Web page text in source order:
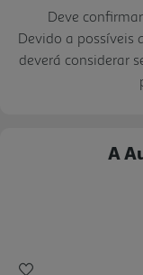
Deve
Devido a possíveis
deverá considerar
A